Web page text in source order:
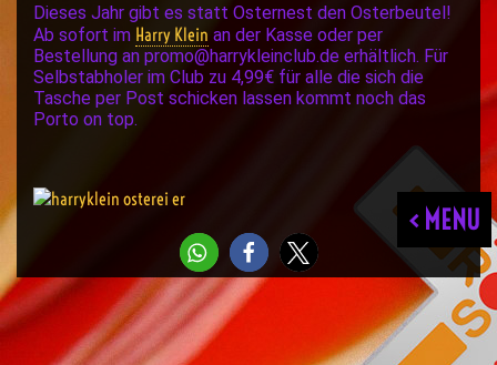
< MENU
Dieses Jahr gibt es statt Osternest den Osterbeutel!
Ab sofort im Harry Klein an der Kasse oder per
Bestellung an promo@harrykleinclub.de erhältlich. Für
Selbstabholer im Club zu 4,99€ für alle die sich die
Tasche per Post schicken lassen kommt noch das
Porto on top.